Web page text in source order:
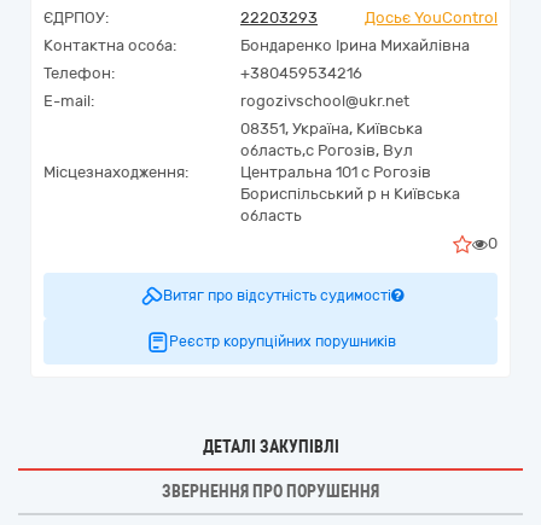
ЄДРПОУ:
22203293
Досьє YouControl
Контактна особа:
Бондаренко Ірина Михайлівна
Телефон:
+380459534216
E-mail:
rogozivschool@ukr.net
Місцезнаходження:
08351, Україна, Київська
область,с Рогозів, Вул
Центральна 101 с Рогозів
Бориспільський р н Київська
область
0
Витяг про відсутність судимості
Реєстр корупційних порушників
ДЕТАЛІ ЗАКУПІВЛІ
ЗВЕРНЕННЯ ПРО ПОРУШЕННЯ